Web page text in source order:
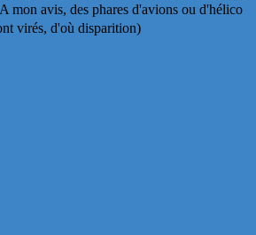
mon avis, des phares d'avions ou d'hélico
virés, d'où disparition)